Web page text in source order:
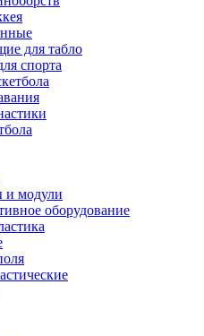
для табло
спорта
и модули
оборудование